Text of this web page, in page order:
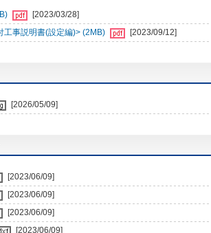
[2023/03/28]
工事説明書(設定編)> (2MB)
[2023/09/12]
[2026/05/09]
[2023/06/09]
[2023/06/09]
[2023/06/09]
[2023/06/09]